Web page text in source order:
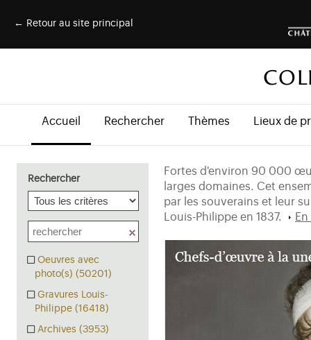
← Retour au site principal
Accueil Rechercher Thèmes Lieux de
Rechercher
Oeuvres avec
photo(s) (50201)
Gravures Louis-
Philippe (16418)
Archives (3953)
Fortes d'environ 90 000
larges domaines. Cet
par les souverains et leur
Louis-Philippe en 1837.